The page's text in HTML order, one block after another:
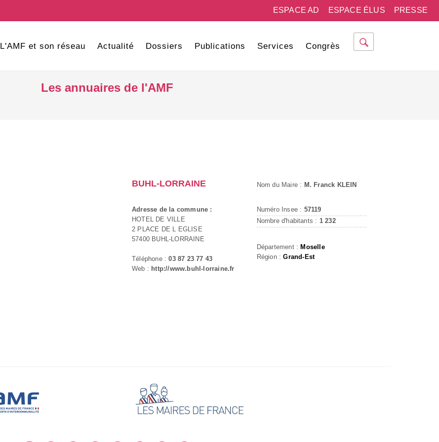
PRESSE
ESPACE ÉLUS
ESPACE AD
L'AMF et son réseau Actualité Dossiers Publications Services Congrès
Les annuaires de l'AMF
BUHL-LORRAINE
Adresse de la commune :
HOTEL DE VILLE
2 PLACE DE L EGLISE
57400 BUHL-LORRAINE
Téléphone :03 87 23 77 43
Web : http://www.buhl-lorraine.fr
Nom du Maire : M. Franck KLEIN
Numéro Insee : 57119
Nombre d'habitants : 1 232
Département : Moselle
Région :Grand-Est